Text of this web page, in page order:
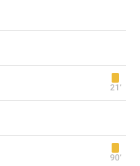
21‎’‎
90‎’‎